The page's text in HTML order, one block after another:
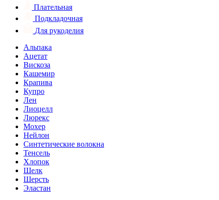
Плательная
Подкладочная
Для рукоделия
Альпака
Ацетат
Вискоза
Кашемир
Крапива
Купро
Лен
Лиоцелл
Люрекс
Мохер
Нейлон
Синтетические волокна
Тенсель
Хлопок
Шелк
Шерсть
Эластан